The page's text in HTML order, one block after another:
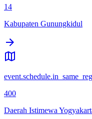
14
Kabupaten Gunungkidul
400
Daerah Istimewa